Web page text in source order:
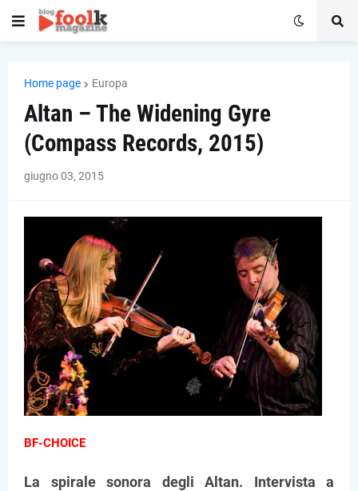
Home page Europa
Altan – The Widening Gyre
(Compass Records, 2015)
giugno 03, 2015
BF-CHOICE
La spirale sonora degli Altan. Intervista a